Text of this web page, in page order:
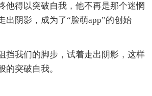
他得以突破自我，他不再是那个迷惘
出阴影，成为了“脸萌app”的创始
挡我们的脚步，试着走出阴影，这样
的突破自我。